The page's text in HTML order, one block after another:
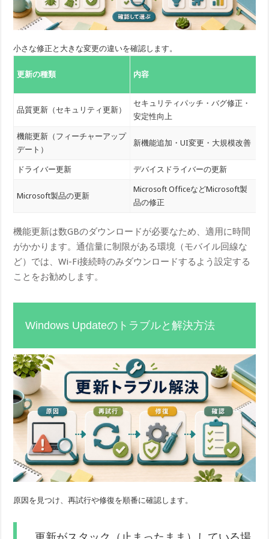
小さな修正と大きな変更の違いを確認します。
更新の種類 内容
品質更新（セキュリティ更新）
セキュリティパッチ・バグ修正・
安定性向上
機能更新（フィーチャーアップ
デート）
新機能追加・UI変更・大規模改善
ドライバー更新 デバイスドライバーの更新
Microsoft製品の更新
Microsoft OfficeなどMicrosoft製
品の修正
機能更新は数GBのダウンロードが必要なため、適用に時間
がかかります。通信量に制限がある環境（モバイル回線な
ど）では、Wi-Fi接続時のみダウンロードするよう設定する
ことをお勧めします。
Windows Updateのトラブルと解決方法
原因を見つけ、再試行や修復を順番に確認します。